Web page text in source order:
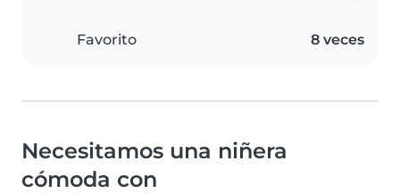
Favorito 8 veces
Necesitamos una niñera
cómoda con